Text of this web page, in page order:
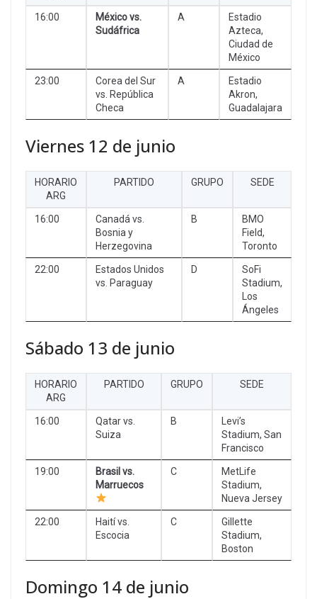
16:00
México vs.
Sudáfrica
A
Estadio
Azteca,
Ciudad de
México
23:00
Corea del Sur
vs. República
Checa
A
Estadio
Akron,
Guadalajara
Viernes 12 de junio
HORARIO
ARG
PARTIDO GRUPO SEDE
16:00
Canadá vs.
Bosnia y
Herzegovina
B
BMO
Field,
Toronto
22:00
Estados Unidos
vs. Paraguay
D
SoFi
Stadium,
Los
Ángeles
Sábado 13 de junio
HORARIO
ARG
PARTIDO GRUPO SEDE
16:00
Qatar vs.
Suiza
B
Levi’s
Stadium, San
Francisco
19:00
Brasil vs.
Marruecos
C
MetLife
Stadium,
Nueva Jersey
22:00
Haití vs.
Escocia
C
Gillette
Stadium,
Boston
Domingo 14 de junio